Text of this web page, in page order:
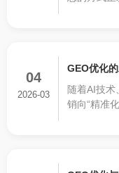
04
2026-03
GEO优化
随着AI技
销向“精准